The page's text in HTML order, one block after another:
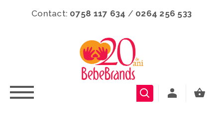
Contact: 0758 117 634 / 0264 256 533